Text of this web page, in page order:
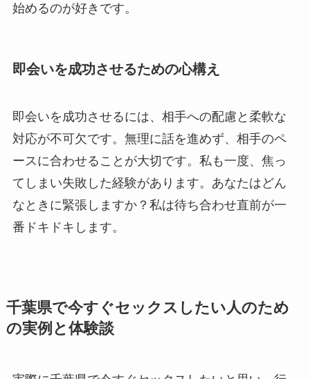
始めるのが好きです。
即会いを成功させるための心構え
即会いを成功させるには、相手への配慮と柔軟な
対応が不可欠です。無理に話を進めず、相手のペ
ースに合わせることが大切です。私も一度、焦っ
てしまい失敗した経験があります。あなたはどん
なときに緊張しますか？私は待ち合わせ直前が一
番ドキドキします。
千葉県で今すぐセックスしたい人のため
の実例と体験談